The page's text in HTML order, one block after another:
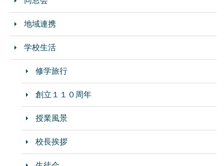
地域連携
学校生活
修学旅行
創立１１０周年
授業風景
校長挨拶